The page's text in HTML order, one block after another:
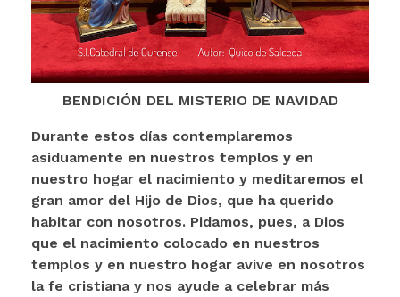
BENDICIÓN DEL MISTERIO DE NAVIDAD
Durante estos días contemplaremos
asiduamente en nuestros templos y en
nuestro hogar el nacimiento y meditaremos el
gran amor del Hijo de Dios, que ha querido
habitar con nosotros. Pidamos, pues, a Dios
que el nacimiento colocado en nuestros
templos y en nuestro hogar avive en nosotros
la fe cristiana y nos ayude a celebrar más